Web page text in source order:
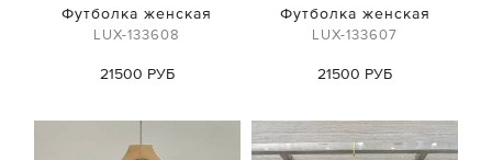
Футболка женская
LUX-133608
21500 РУБ
Футболка женская
LUX-133607
21500 РУБ